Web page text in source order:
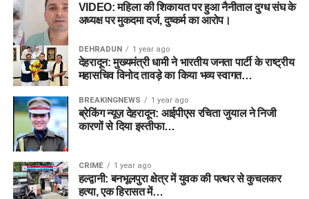
VIDEO: महिला की शिकायत पर हुआ नैनीताल दुग्ध संघ के
अध्यक्ष पर मुकदमा दर्ज, दुष्कर्म का आरोप।
DEHRADUN 1 year ago
देहरादून: मुख्यमंत्री धामी ने भारतीय जनता पार्टी के राष्ट्रीय
महासचिव विनोद तावड़े का किया भव्य स्वागत…
BREAKINGNEWS 1 year ago
ब्रेकिंग न्यूज़ देहरादून: आईपीएस रचिता जुयाल ने निजी
कारणों से दिया इस्तीफा…
CRIME 1 year ago
हल्द्वानी: बनभूलपुरा क्षेत्र में युवक की पत्थर से कुचलकर
हत्या, एक हिरासत में…